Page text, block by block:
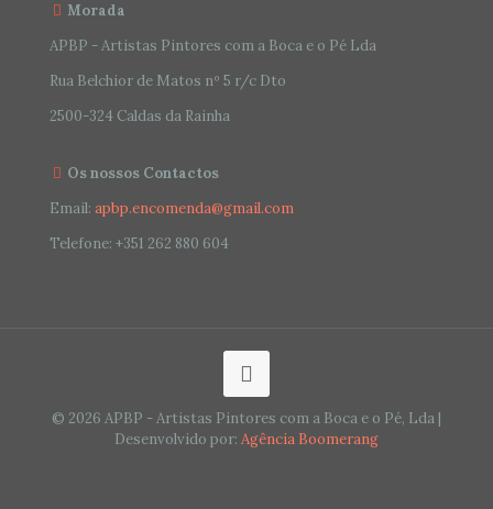
Morada
APBP - Artistas Pintores com a Boca e o Pé Lda
Rua Belchior de Matos nº 5 r/c Dto
2500-324 Caldas da Rainha
Os nossos Contactos
Email: apbp.encomenda@gmail.com
Telefone: +351 262 880 604
© 2026 APBP - Artistas Pintores com a Boca e o Pé, Lda |
Desenvolvido por: Agência Boomerang